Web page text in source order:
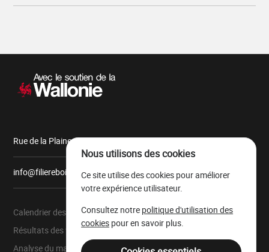
"832_2026_3278_A_24.json"
Navigation
Rue de la Plaine, 9 6900 Marche-en-Famenne
info@filiereboiswallonie.be
Calendrier des ventes
Résultats des ventes
Analyse du marché
À propos
Parc à grumes
Ressources légales
Nous utilisons des cookies
Ce site utilise des cookies pour améliorer
votre expérience utilisateur.
Consultez notre politique d'utilisation des
cookies pour en savoir plus.